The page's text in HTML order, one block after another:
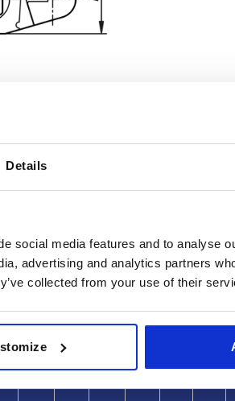
Details
social media features and to analyse
advertising and analytics partners
collected from your use of their
D